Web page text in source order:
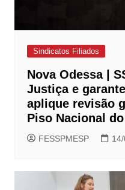
Sindicatos Filiados
Nova Odessa |
Justiça e
aplique revisão
Piso Nacional
FESSPMESP